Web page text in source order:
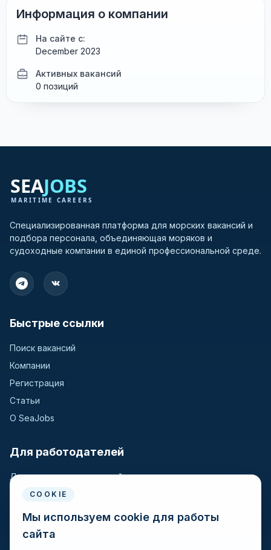
Информация о компании
На сайте с:
December 2023
Активных вакансий
0 позиций
Специализированная платформа для морских вакансий и
подбора персонала, объединяющая моряков и
судоходные компании в единой профессиональной среде.
Быстрые ссылки
Поиск вакансий
Компании
Регистрация
Статьи
О SeaJobs
Для работодателей
Для крюинговых компаний
Разместить вакансию
Поиск кандидатов
COOKIE
Мы используем cookie для работы
сайта